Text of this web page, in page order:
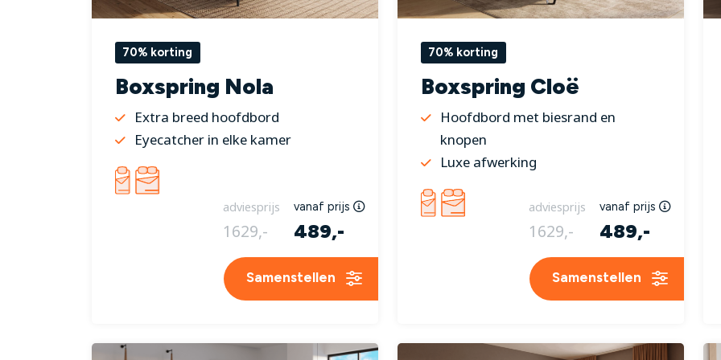
70% korting
Boxspring Nola
Extra breed hoofdbord
Eyecatcher in elke kamer
adviesprijs vanaf prijs
1629,- 489,-
Samenstellen
70% korting
Boxspring Cloë
Hoofdbord met biesrand en
knopen
Luxe afwerking
adviesprijs vanaf prijs
1629,- 489,-
Samenstellen